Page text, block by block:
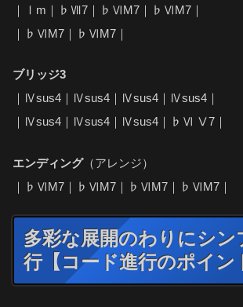
｜Ⅰm｜♭Ⅶ7｜♭ⅥM7｜♭ⅥM7｜
｜♭ⅥM7｜♭ⅥM7｜
ブリッジ3
｜Ⅳsus4｜Ⅳsus4｜Ⅳsus4｜Ⅳsus4｜
｜Ⅳsus4｜Ⅳsus4｜Ⅳsus4｜♭Ⅵ Ⅴ7｜
エンディング（アレンジ）
｜♭ⅥM7｜♭ⅥM7｜♭ⅥM7｜♭ⅥM7｜
多彩な展開のわりにシン
行【コード進行のポイン